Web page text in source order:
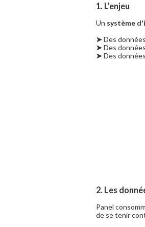
1. L'enjeu
Un système
➤Des
➤Des
➤Des
2. Les
Panel
de se tenir